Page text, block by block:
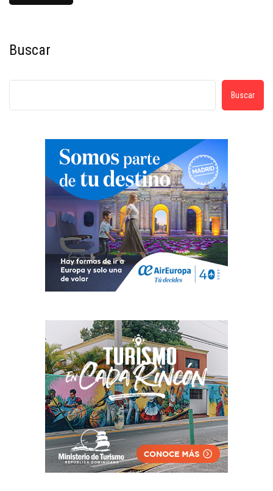
Buscar
Buscar